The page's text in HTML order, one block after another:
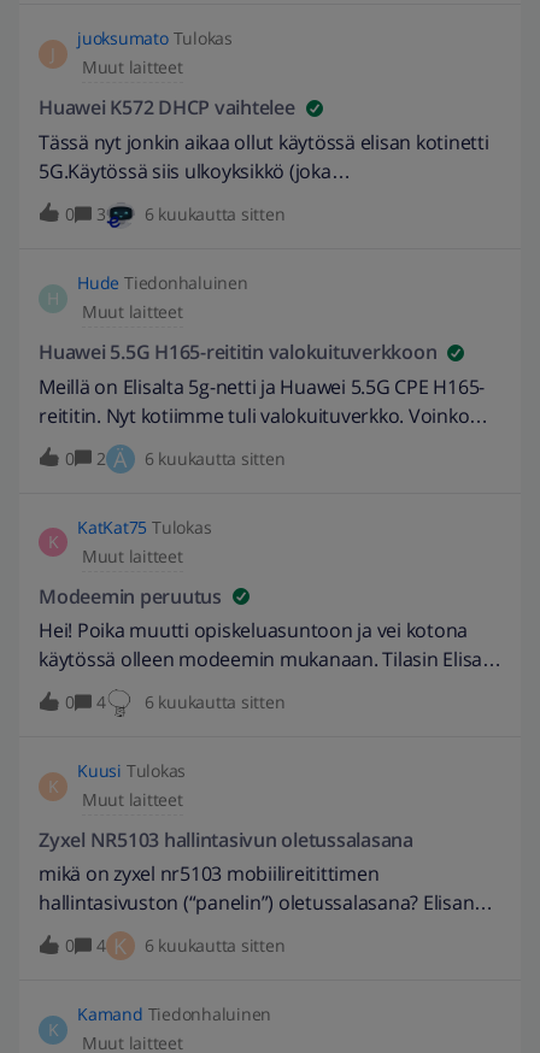
J
juoksumato Tulokas
Muut laitteet
Huawei K572 DHCP vaihtelee
Tässä nyt jonkin aikaa ollut käytössä elisan kotinetti
5G.Käytössä siis ulkoyksikkö (joka
siltaavana): Huawei 5G CPE MAX5Sekä sisäyksikkö:
Huawei K572Viimeisimmän firmiksen
muutaman kerran yön aikana vaihtunut DHCP alue
tuosta K572 itsestään 192.168.100. → 192.168.101.
sekä takaisin 192.168.101. → 192.168.100. Samalla
myös tietysti vaihtuu laitteen hallinta IP
192.168.100.1 → 192.168.101.1En tiedä varmaksi
koskeeko ongelma vain uusinta firmistä, mutta
itsellä ongelma alkoi vasta uusimman päivittymisen
00:00:15 [Warning][Debug-Log] dynamic:
[LAN]Receive Lan configuration change event.
0 3 6 kuukautta sitten
H
Hude Tiedonhaluinen
Muut laitteet
Huawei 5.5G H165-reititin valokuituverkkoon
Meillä on Elisalta 5g-netti ja Huawei 5.5G CPE H165-
reititin. Nyt kotiimme tuli valokuituverkko. Voinko
kytkeä tämän Elisalta ostamani reitittimen
valokuituverkon päätelaitteeseen ja muodostaa sen
järkevämpää ostaa uusi reititin?
0 2 Ä 6 kuukautta sitten
K
KatKat75 Tulokas
Muut laitteet
Modeemin peruutus
Hei! Poika muutti opiskeluasuntoon ja vei kotona
käytössä olleen modeemin mukanaan. Tilasin Elisa
myymälästä uuden modeemin. Poika ei tarvitsekaan
sitä modeemia, joka meillä oli käytössä aiemmin,
ottaa tuo tilaamani modeemi vai voinko perua
tilauksen, koska en tarvitse sitä jo toimivan seinässä
kiinni olevan modeemin vuoksi. Tiedän, että jos
olisin tilannut etämyynnistä niin voisin siinä
tapauksessa perua.
0 4 6 kuukautta sitten
K
Kuusi Tulokas
Muut laitteet
Zyxel NR5103 hallintasivun oletussalasana
mikä on zyxel nr5103 mobiilireitittimen
hallintasivuston (“panelin”) oletussalasana? Elisan
ohjeissa lukee vain XXXXXXXXX.
0 4 K 6 kuukautta sitten
K
Kamand Tiedonhaluinen
Muut laitteet